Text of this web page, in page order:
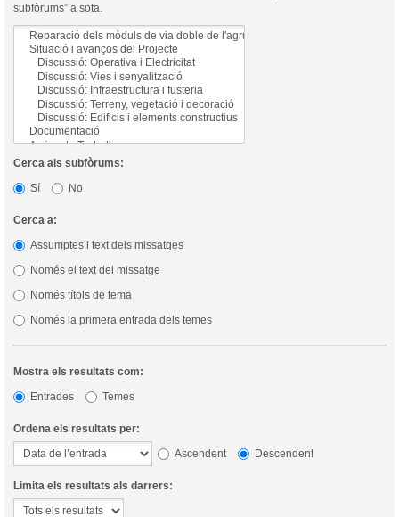
subfòrums” a sota.
Cerca als subfòrums:
Sí
No
Cerca a:
Assumptes i text dels missatges
Només el text del missatge
Només títols de tema
Només la primera entrada dels temes
Mostra els resultats com:
Entrades
Temes
Ordena els resultats per:
Ascendent
Descendent
Limita els resultats als darrers: